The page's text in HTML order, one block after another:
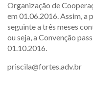
Organização de
em 01.06.2016. Assim, a
seguinte a três meses
ou seja, a Convenção
01.10.2016.
priscila@fortes.adv.br